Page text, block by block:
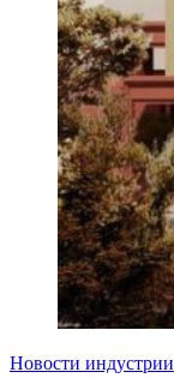
Новости индустрии